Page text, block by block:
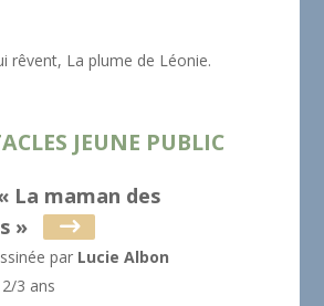
rêvent, La plume de Léonie.
JEUNE PUBLIC
La maman des
»
par Lucie Albon
3 ans